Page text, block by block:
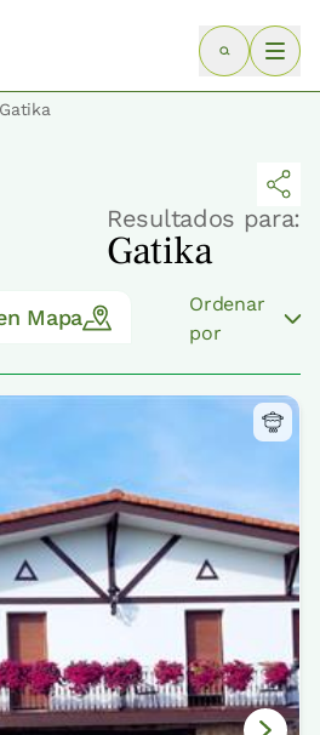
Resultados para:
Gatika
Mapa
Ordenar
por